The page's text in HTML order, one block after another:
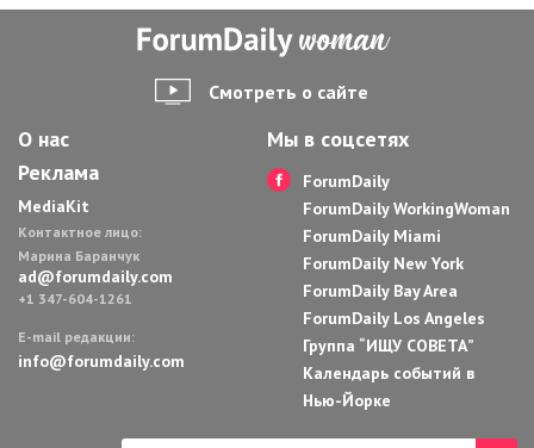
Смотреть о сайте
О нас
Реклама
MediaKit
Контактное лицо:
Марина Баранчук
ad@forumdaily.com
+1 347-604-1261
E-mail редакции:
info@forumdaily.com
Мы в соцсетях
ForumDaily
ForumDaily WorkingWoman
ForumDaily Miami
ForumDaily New York
ForumDaily Bay Area
ForumDaily Los Angeles
Группа “ИЩУ СОВЕТА”
Календарь событий в
Нью-Йорке